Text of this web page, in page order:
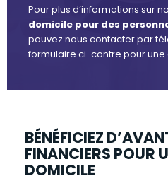
Pour plus d’informations sur
domicile pour des
pouvez nous contacter par
formulaire ci-contre pour
BÉNÉFICIEZ
FINANCIERS POUR
DOMICILE